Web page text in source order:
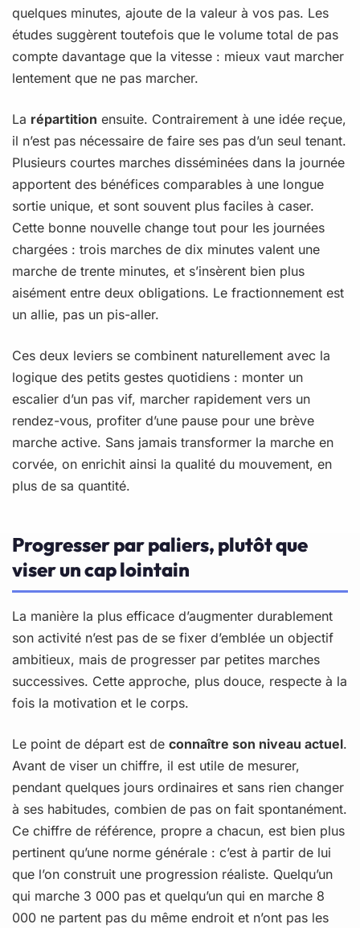
quelques minutes, ajoute de la valeur à vos pas. Les
études suggèrent toutefois que le volume total de pas
compte davantage que la vitesse : mieux vaut marcher
lentement que ne pas marcher.
La répartition ensuite. Contrairement à une idée reçue,
il n’est pas nécessaire de faire ses pas d’un seul tenant.
Plusieurs courtes marches disséminées dans la journée
apportent des bénéfices comparables à une longue
sortie unique, et sont souvent plus faciles à caser.
Cette bonne nouvelle change tout pour les journées
chargées : trois marches de dix minutes valent une
marche de trente minutes, et s’insèrent bien plus
aisément entre deux obligations. Le fractionnement est
un allie, pas un pis-aller.
Ces deux leviers se combinent naturellement avec la
logique des petits gestes quotidiens : monter un
escalier d’un pas vif, marcher rapidement vers un
rendez-vous, profiter d’une pause pour une brève
marche active. Sans jamais transformer la marche en
corvée, on enrichit ainsi la qualité du mouvement, en
plus de sa quantité.
Progresser par paliers, plutôt que
viser un cap lointain
La manière la plus efficace d’augmenter durablement
son activité n’est pas de se fixer d’emblée un objectif
ambitieux, mais de progresser par petites marches
successives. Cette approche, plus douce, respecte à la
fois la motivation et le corps.
Le point de départ est de connaître son niveau actuel.
Avant de viser un chiffre, il est utile de mesurer,
pendant quelques jours ordinaires et sans rien changer
à ses habitudes, combien de pas on fait spontanément.
Ce chiffre de référence, propre a chacun, est bien plus
pertinent qu’une norme générale : c’est à partir de lui
que l’on construit une progression réaliste. Quelqu’un
qui marche 3 000 pas et quelqu’un qui en marche 8
000 ne partent pas du même endroit et n’ont pas les